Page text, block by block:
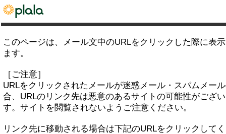
このページは、メール文中のURLをクリックした際に表
ます。
［ご注意］
URLをクリックされたメールが迷惑メール・スパムメー
合、URLのリンク先は悪意のあるサイトの可能性がござ
す。サイトを閲覧されないようご注意ください。
リンク先に移動される場合は下記のURLをクリックして